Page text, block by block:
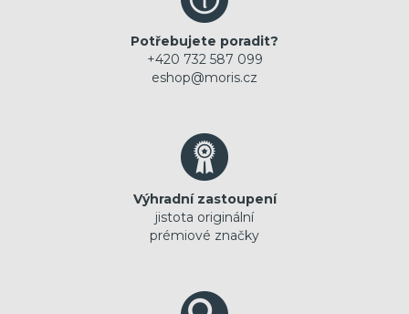
Potřebujete poradit?
+420 732 587 099
eshop@moris.cz
Výhradní zastoupení
jistota originální
prémiové značky